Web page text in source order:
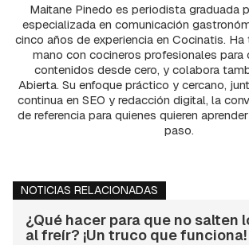
Maitane Pinedo es periodista graduada
especializada en comunicación
cinco años de experiencia en Cocinatis.
mano con cocineros profesionales para
contenidos desde cero, y colabora
Abierta. Su enfoque práctico y cercano,
continua en SEO y redacción digital, la
de referencia para quienes quieren
paso.
NOTICIAS RELACIONADAS
¿Qué hacer para que no salten
al freír? ¡Un truco que funciona!